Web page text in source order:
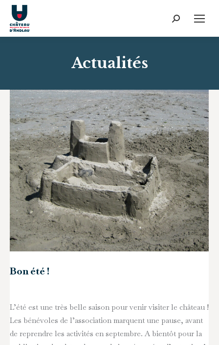
Recherche
:
Actualités
Bon été !
L’été est une très belle saison pour venir visiter le château !
Les bénévoles de l’association marquent une pause, avant
de reprendre les activités en septembre. A bientôt pour la